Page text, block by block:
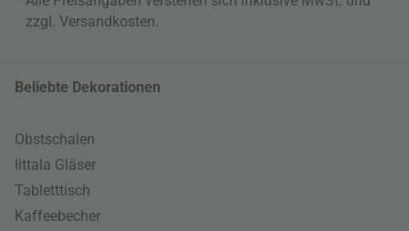
zzgl. Versandkosten
Beliebte Dekorationen
Obstschalen
Iittala Gläser
Tabletttisch
Kaffeebecher